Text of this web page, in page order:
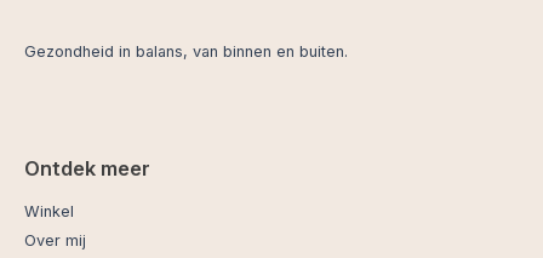
Gezondheid in balans, van binnen en buiten.
Ontdek meer
Winkel
Over mij